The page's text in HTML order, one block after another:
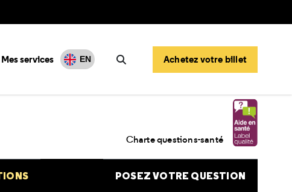
Mes services EN
Rechercher
Achetez votre billet
Charte questions-santé
POSEZ VOTRE QUESTION